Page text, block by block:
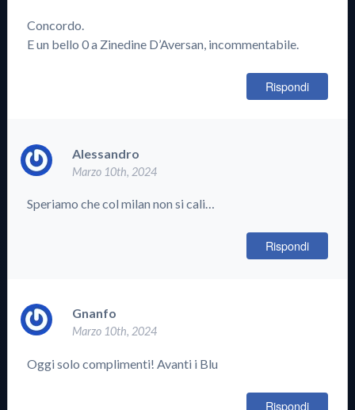
Concordo.
E un bello 0 a Zinedine D’Aversan, incommentabile.
Rispondi
Alessandro
Marzo 10th, 2024
Speriamo che col milan non si cali…
Rispondi
Gnanfo
Marzo 10th, 2024
Oggi solo complimenti! Avanti i Blu
Rispondi